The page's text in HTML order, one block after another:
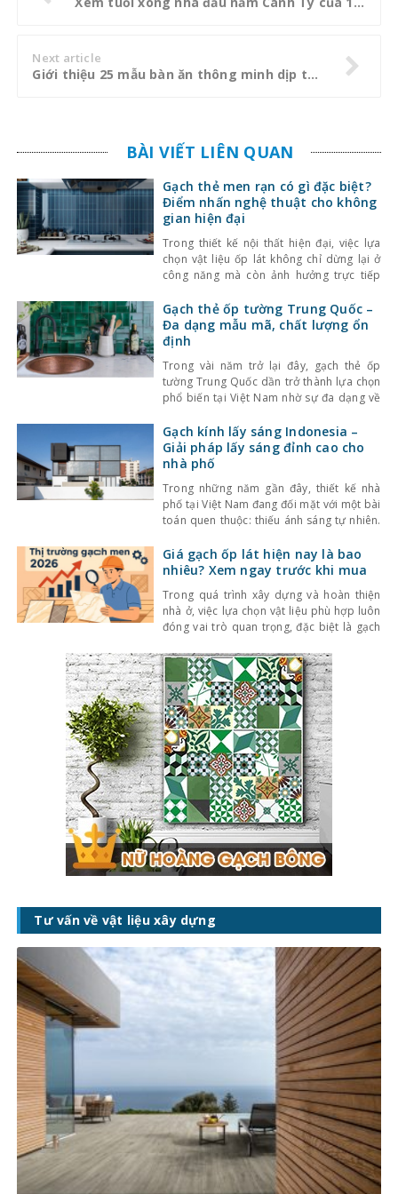
Next article
Giới thiệu 25 mẫu bàn ăn thông minh dịp tết 2020
BÀI VIẾT LIÊN QUAN
Gạch thẻ men rạn có gì đặc biệt?
Điểm nhấn nghệ thuật cho không
gian hiện đại
Trong thiết kế nội thất hiện đại, việc lựa
chọn vật liệu ốp lát không chỉ dừng lại ở
công năng mà còn ảnh hưởng trực tiếp
Một trong những lựa chọn nổi bật gần đây
là gạch thẻ men rạn – dòng gạch ốp lát
Gạch thẻ ốp tường Trung Quốc –
Đa dạng mẫu mã, chất lượng ổn
định
Trong vài năm trở lại đây, gạch thẻ ốp
tường Trung Quốc dần trở thành lựa chọn
phổ biến tại Việt Nam nhờ sự đa dạng về
Bên cạnh đó, chất lượng sản phẩm cũng
không ngừng được cải thiện, đáp ứng tốt
nhu cầu sử
Gạch kính lấy sáng Indonesia –
Giải pháp lấy sáng đỉnh cao cho
nhà phố
Trong những năm gần đây, thiết kế nhà
phố tại Việt Nam đang đối mặt với một bài
toán quen thuộc: thiếu ánh sáng tự nhiên.
che chắn bởi các công trình xung quanh,
khiến không gian trở nên bí bách và phụ
Giá gạch ốp lát hiện nay là bao
nhiêu? Xem ngay trước khi mua
Trong quá trình xây dựng và hoàn thiện
nhà ở, việc lựa chọn vật liệu phù hợp luôn
đóng vai trò quan trọng, đặc biệt là gạch
giá gạch ốp lát hiện nay còn quyết định
trực tiếp đến tổng chi phí công trình. Vậy
gạch
Tư vấn về vật liệu xây dựng